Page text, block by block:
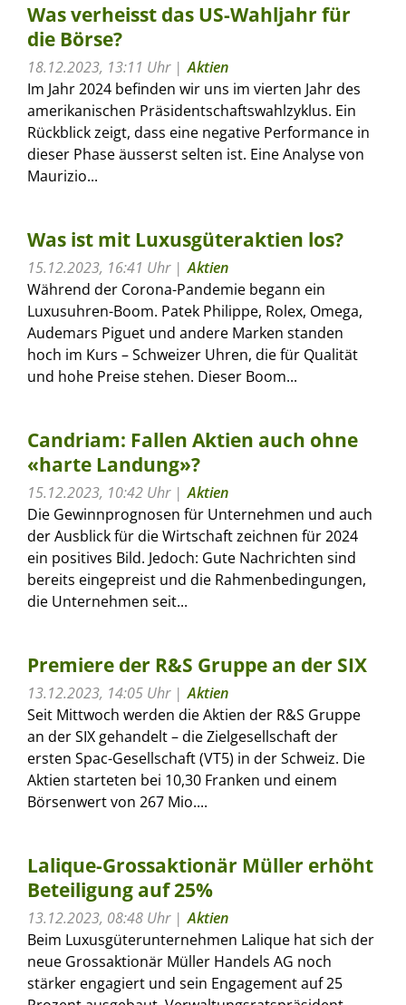
Was verheisst das US-Wahljahr für
die Börse?
18.12.2023, 13:11 Uhr
Aktien
Im Jahr 2024 befinden wir uns im vierten Jahr des
amerikanischen Präsidentschaftswahlzyklus. Ein
Rückblick zeigt, dass eine negative Performance in
dieser Phase äusserst selten ist. Eine Analyse von
Maurizio...
Was ist mit Luxusgüteraktien los?
15.12.2023, 16:41 Uhr
Aktien
Während der Corona-Pandemie begann ein
Luxusuhren-Boom. Patek Philippe, Rolex, Omega,
Audemars Piguet und andere Marken standen
hoch im Kurs – Schweizer Uhren, die für Qualität
und hohe Preise stehen. Dieser Boom...
Candriam: Fallen Aktien auch ohne
«harte Landung»?
15.12.2023, 10:42 Uhr
Aktien
Die Gewinnprognosen für Unternehmen und auch
der Ausblick für die Wirtschaft zeichnen für 2024
ein positives Bild. Jedoch: Gute Nachrichten sind
bereits eingepreist und die Rahmenbedingungen,
die Unternehmen seit...
Premiere der R&S Gruppe an der SIX
13.12.2023, 14:05 Uhr
Aktien
Seit Mittwoch werden die Aktien der R&S Gruppe
an der SIX gehandelt – die Zielgesellschaft der
ersten Spac-Gesellschaft (VT5) in der Schweiz. Die
Aktien starteten bei 10,30 Franken und einem
Börsenwert von 267 Mio....
Lalique-Grossaktionär Müller erhöht
Beteiligung auf 25%
13.12.2023, 08:48 Uhr
Aktien
Beim Luxusgüterunternehmen Lalique hat sich der
neue Grossaktionär Müller Handels AG noch
stärker engagiert und sein Engagement auf 25